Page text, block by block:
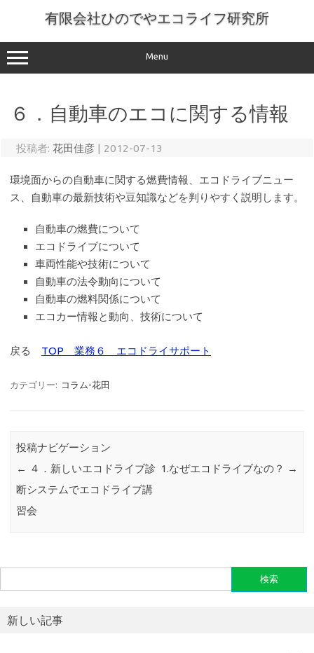
へ
ス
有限会社ひのでやエコライフ研究所
Menu
６．自動車のエコに関する情報
投稿者: 花田佳彦 | 2012-07-13
環境面からの自動車に関する燃費情報、エコドライブニュー
ス、自動車の最新技術や豆知識などを判りやすく説明します。
自動車の燃費について
エコドライブについて
車両性能や技術について
自動車の法令動向について
自動車の燃料関係について
エコカー情報と動向、技術について
戻る TOP 業務６ エコドライサポート
カテゴリー: コラム-花田
投稿ナビゲーション
← ４．新しいエコドライブ診
断システムでエコドライブ講
習会
1.なぜエコドライブなの？ →
索:
新しい記事